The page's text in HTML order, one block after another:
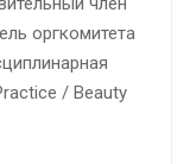
оргкомитета
/ Beauty